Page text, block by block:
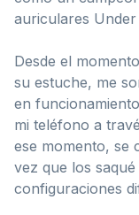
auriculares
Desde el
su estuche, me
en
mi teléfono a
ese momento, se
vez que los
configuraciones